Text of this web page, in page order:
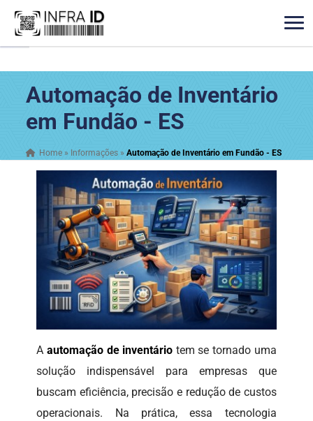
Automação de Inventário
em Fundão - ES
Home » Informações »Automação de Inventário em Fundão - ES
Aautomação de inventário tem se tornado uma
solução indispensável para empresas que
buscam eficiência, precisão e redução de custos
operacionais. Na prática, essa tecnologia